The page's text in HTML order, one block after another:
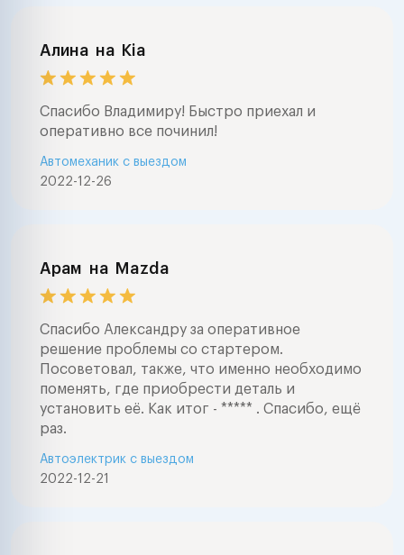
Алина на Kia
Спасибо Владимиру! Быстро приехал и
оперативно все починил!
2022-12-26
Автомеханик с выездом
Арам на Mazda
Спасибо Александру за оперативное
решение проблемы со стартером.
Посоветовал, также, что именно необходимо
поменять, где приобрести деталь и
установить её. Как итог - ***** . Спасибо, ещё
раз.
2022-12-21
Автоэлектрик с выездом